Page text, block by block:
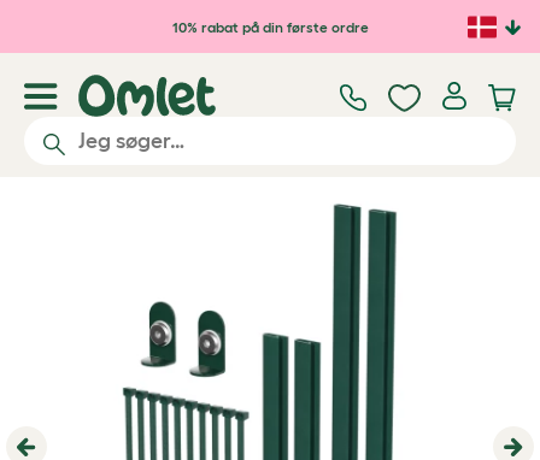
Gå til hovedindhold10% rabat på din første ordre